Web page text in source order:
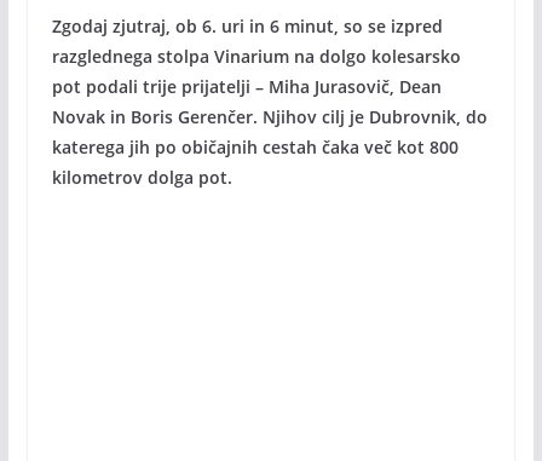
Zgodaj zjutraj, ob 6. uri in 6 minut, so se izpred
razglednega stolpa Vinarium na dolgo kolesarsko
pot podali trije prijatelji – Miha Jurasovič, Dean
Novak in Boris Gerenčer. Njihov cilj je Dubrovnik, do
katerega jih po običajnih cestah čaka več kot 800
kilometrov dolga pot.